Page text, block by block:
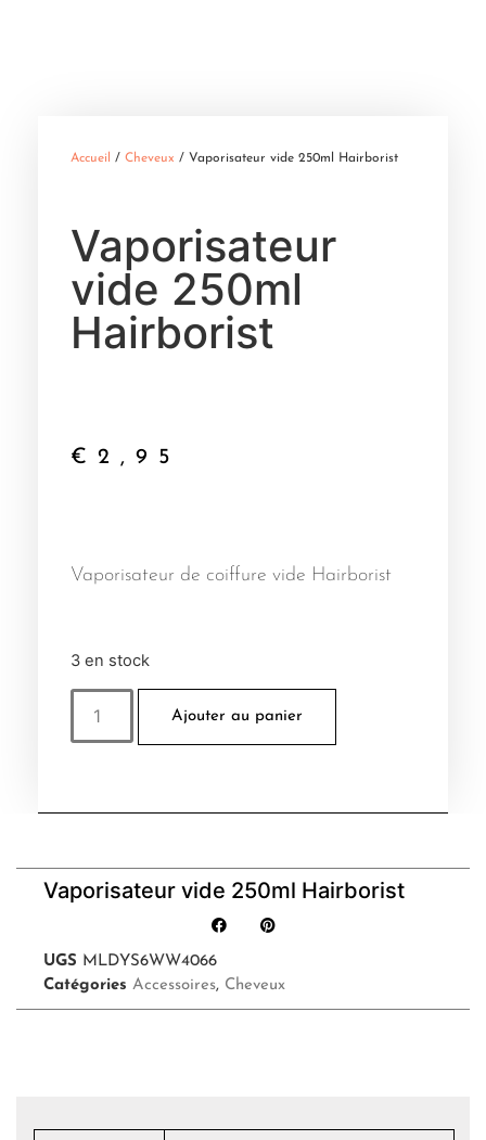
Accueil / Cheveux / Vaporisateur vide 250ml Hairborist
Vaporisateur
vide 250ml
Hairborist
€ 2,95
Vaporisateur de coiffure vide Hairborist
3 en stock
Ajouter au panier
Vaporisateur vide 250ml Hairborist
UGS MLDYS6WW4066
Catégories Accessoires, Cheveux